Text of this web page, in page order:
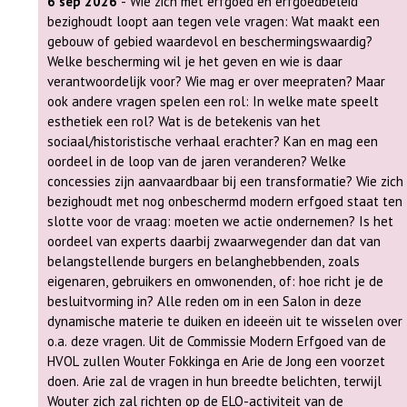
deelnemende publiek. Daarom wordt parallel aan het
congresmarkt georganiseerd in de centrale hal van het
Lipsiusgebouw in Leiden. Ook de NGV-afdeling Rijnland en
Kennemerland zal zich op deze markt in een stand
Familiegeschiedenis is immers een deel van de nationale,
regionale, lokale, sociale en economische geschiedenis. Alleen
door al die aspecten met elkaar te verbinden, kunnen wij ons
beter beeld vormen van hoe en waar al de generaties die ons
voorgingen leefden, waarom ze zich van elders hier
hoe het leven in hun (nieuwe) woonplaats vorm kreeg.
bezighoudt loopt aan tegen vele vragen: Wat maakt een
gebouw of gebied waardevol en beschermingswaardig?
Welke bescherming wil je het geven en wie is daar
verantwoordelijk voor? Wie mag er over meepraten? Maar
ook andere vragen spelen een rol: In welke mate speelt
esthetiek een rol? Wat is de betekenis van het
sociaal/historistische verhaal erachter? Kan en mag een
oordeel in de loop van de jaren veranderen? Welke
concessies zijn aanvaardbaar bij een transformatie? Wie zich
bezighoudt met nog onbeschermd modern erfgoed staat ten
slotte voor de vraag: moeten we actie ondernemen? Is het
oordeel van experts daarbij zwaarwegender dan dat van
belangstellende burgers en belanghebbenden, zoals
eigenaren, gebruikers en omwonenden, of: hoe richt je de
besluitvorming in? Alle reden om in een Salon in deze
dynamische materie te duiken en ideeën uit te wisselen over
o.a. deze vragen. Uit de Commissie Modern Erfgoed van de
HVOL zullen Wouter Fokkinga en Arie de Jong een voorzet
doen. Arie zal de vragen in hun breedte belichten, terwijl
Wouter zich zal richten op de ELO-activiteit van de